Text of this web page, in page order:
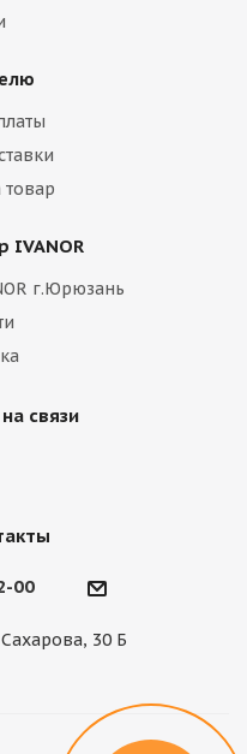
товар
IVANOR
г.Юрюзань
связи
00
30 Б